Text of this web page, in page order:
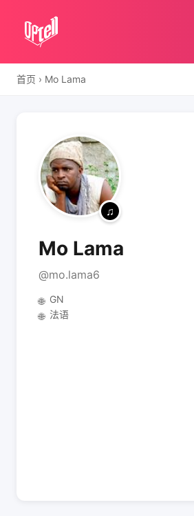
首页 › Mo Lama
Mo Lama
@mo.lama6
🌐 GN
🌐 法语